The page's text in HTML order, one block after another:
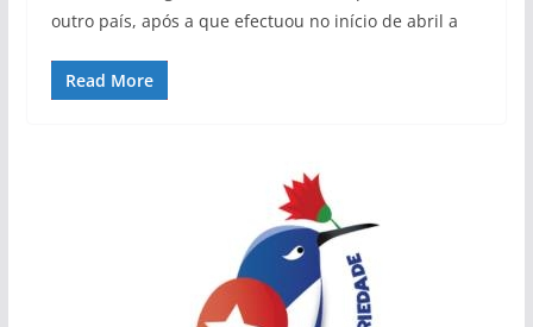
outro país, após a que efectuou no início de abril a
Read More